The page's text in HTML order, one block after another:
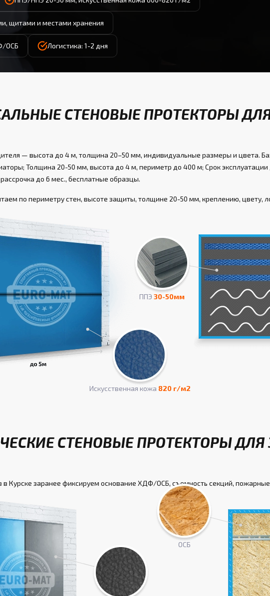
щитами и местами хранения
ОСБ Логистика: 1-2 дня
СТЕНОВЫЕ ПРОТЕКТОРЫ
— высота до 4 м, толщина 20–50 мм, индивидуальные размеры и цвета.
Толщина 20-50 мм, высота до 4 м, периметр до 400 м; Срок
до 6 мес., бесплатные образцы.
по периметру стен, высоте защиты, толщине 20-50 мм, креплению, цвету,
Искусcтвенная кожа 820 г/м2
ППЭ 30-50мм
СТЕНОВЫЕ ПРОТЕКТОРЫ ДЛЯ
Курске заранее фиксируем основание ХДФ/ОСБ, съемность секций,
ОСБ